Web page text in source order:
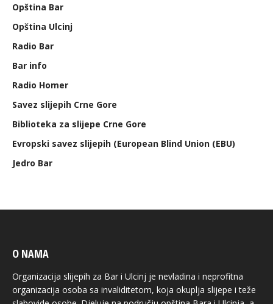
Opština Bar
Opština Ulcinj
Radio Bar
Bar info
Radio Homer
Savez slijepih Crne Gore
Biblioteka za slijepe Crne Gore
Evropski savez slijepih (European Blind Union (EBU)
Jedro Bar
O NAMA
Organizacija slijepih za Bar i Ulcinj je nevladina i neprofitna
organizacija osoba sa invaliditetom, koja okuplja slijepe i teže